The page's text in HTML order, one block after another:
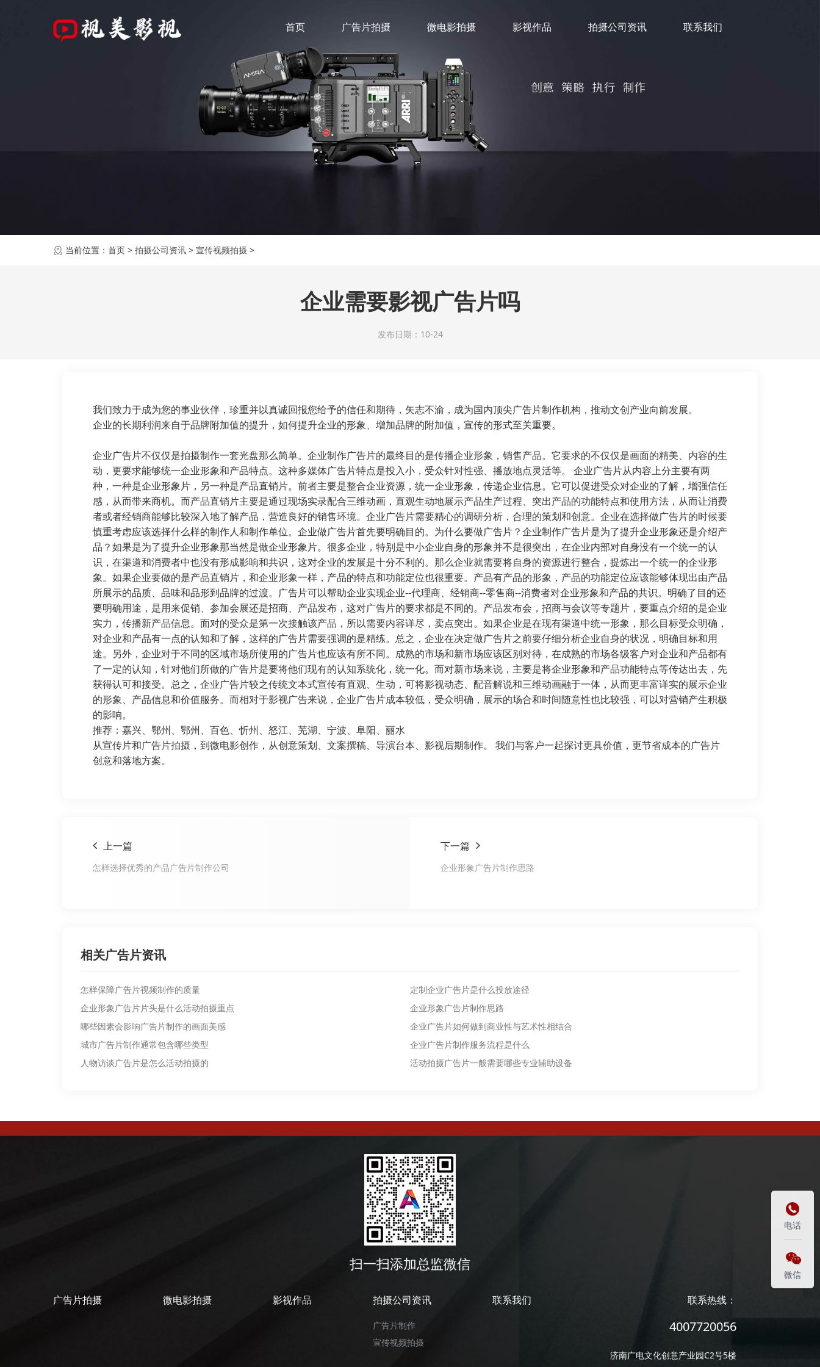
首页 广告片拍摄 微电影拍摄 影视作品 拍摄公司资讯 联系我们
当前位置： 首页 > 拍摄公司资讯 > 宣传视频拍摄 >
企业需要影视广告片吗
发布日期：10-24
我们致力于成为您的事业伙伴，珍重并以真诚回报您给予的信任和期待，矢志不渝，成为国内顶尖广告片制作机构，推动文创产业向前发展。
企业的长期利润来自于品牌附加值的提升，如何提升企业的形象、增加品牌的附加值，宣传的形式至关重要。
企业广告片不仅仅是拍摄制作一套光盘那么简单。企业制作广告片的最终目的是传播企业形象，销售产品。它要求的不仅仅是画面的精美、内容的生
动，更要求能够统一企业形象和产品特点。这种多媒体广告片特点是投入小，受众针对性强、播放地点灵活等。 企业广告片从内容上分主要有两
种，一种是企业形象片，另一种是产品直销片。前者主要是整合企业资源，统一企业形象，传递企业信息。它可以促进受众对企业的了解，增强信任
感，从而带来商机。而产品直销片主要是通过现场实录配合三维动画，直观生动地展示产品生产过程、突出产品的功能特点和使用方法，从而让消费
者或者经销商能够比较深入地了解产品，营造良好的销售环境。企业广告片需要精心的调研分析，合理的策划和创意。企业在选择做广告片的时候要
慎重考虑应该选择什么样的制作人和制作单位。企业做广告片首先要明确目的。为什么要做广告片？企业制作广告片是为了提升企业形象还是介绍产
品？如果是为了提升企业形象那当然是做企业形象片。很多企业，特别是中小企业自身的形象并不是很突出，在企业内部对自身没有一个统一的认
识，在渠道和消费者中也没有形成影响和共识，这对企业的发展是十分不利的。那么企业就需要将自身的资源进行整合，提炼出一个统一的企业形
象。如果企业要做的是产品直销片，和企业形象一样，产品的特点和功能定位也很重要。产品有产品的形象，产品的功能定位应该能够体现出由产品
所展示的品质、品味和品形到品牌的过渡。广告片可以帮助企业实现企业--代理商、经销商--零售商--消费者对企业形象和产品的共识。明确了目的还
要明确用途，是用来促销、参加会展还是招商、产品发布，这对广告片的要求都是不同的。产品发布会，招商与会议等专题片，要重点介绍的是企业
实力，传播新产品信息。面对的受众是第一次接触该产品，所以需要内容详尽，卖点突出。如果企业是在现有渠道中统一形象，那么目标受众明确，
对企业和产品有一点的认知和了解，这样的广告片需要强调的是精练。总之，企业在决定做广告片之前要仔细分析企业自身的状况，明确目标和用
途。另外，企业对于不同的区域市场所使用的广告片也应该有所不同。成熟的市场和新市场应该区别对待，在成熟的市场各级客户对企业和产品都有
了一定的认知，针对他们所做的广告片是要将他们现有的认知系统化，统一化。而对新市场来说，主要是将企业形象和产品功能特点等传达出去，先
获得认可和接受。总之，企业广告片较之传统文本式宣传有直观、生动，可将影视动态、配音解说和三维动画融于一体，从而更丰富详实的展示企业
的形象、产品信息和价值服务。而相对于影视广告来说，企业广告片成本较低，受众明确，展示的场合和时间随意性也比较强，可以对营销产生积极
的影响。
推荐：嘉兴、 鄂州、鄂州、百色、忻州、怒江、 芜湖、宁波、 阜阳、丽水
从宣传片和广告片拍摄 ，到微电影创作，从创意策划、文案撰稿、导演台本、影视后期制作。 我们与客户一起探讨更具价值，更节省成本的广告片
创意和落地方案。
上一篇
怎样选择优秀的产品广告片制作公司
下一篇
企业形象广告片制作思路
相关广告片资讯
怎样保障广告片视频制作的质量
定制企业广告片是什么投放途径
企业形象广告片片头是什么活动拍摄重点
企业形象广告片制作思路
哪些因素会影响广告片制作的画面美感
企业广告片如何做到商业性与艺术性相结合
城市广告片制作通常包含哪些类型
企业广告片制作服务流程是什么
人物访谈广告片是怎么活动拍摄的
活动拍摄广告片一般需要哪些专业辅助设备
扫一扫添加总监微信
广告片拍摄 微电影拍摄 影视作品 拍摄公司资讯
广告片制作
宣传视频拍摄
联系我们 联系热线：
4007720056
济南广电文化创意产业园C2号5楼

电话

微信